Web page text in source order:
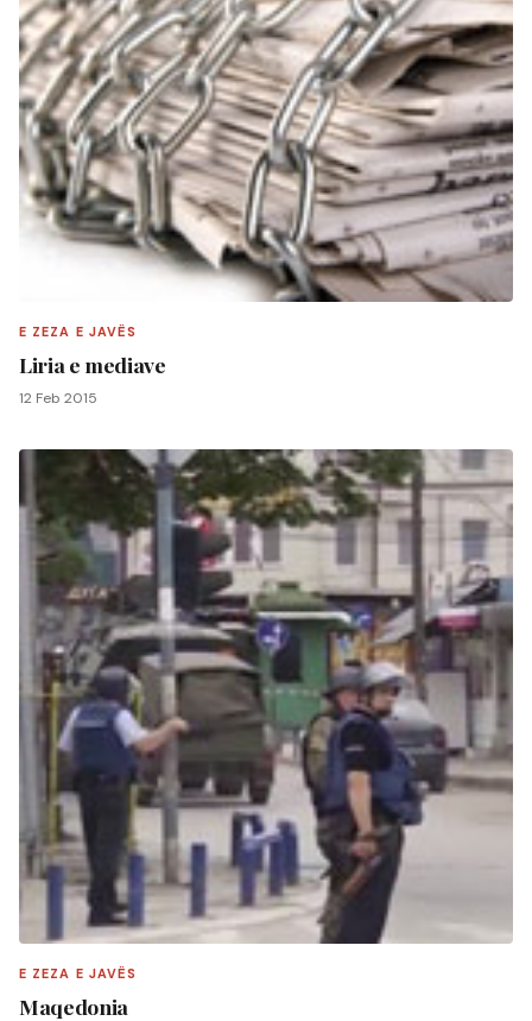
E ZEZA E JAVËS
Liria e mediave
12 Feb 2015
E ZEZA E JAVËS
Maqedonia